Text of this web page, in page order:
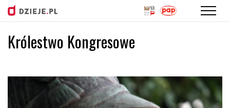
Przejdź
do
Królestwo Kongresowe